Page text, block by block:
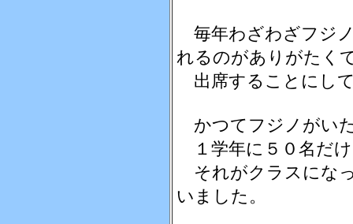
毎年わざわざフジ
れるのがありがたく
出席することにし
かつてフジノがい
１学年に５０名だ
それがクラスにな
いました。